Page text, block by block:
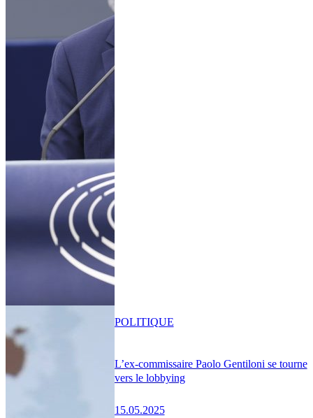
L’ex-commissaire Paolo Gentiloni se tourne
vers le lobbying
15.05.2025
POLITIQUE